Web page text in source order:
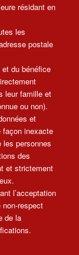
résidant en
les
postale
du bénéfice
leur famille et
ou non).
et
façon inexacte
personnes
des
et strictement
l’acceptation
respect
de la